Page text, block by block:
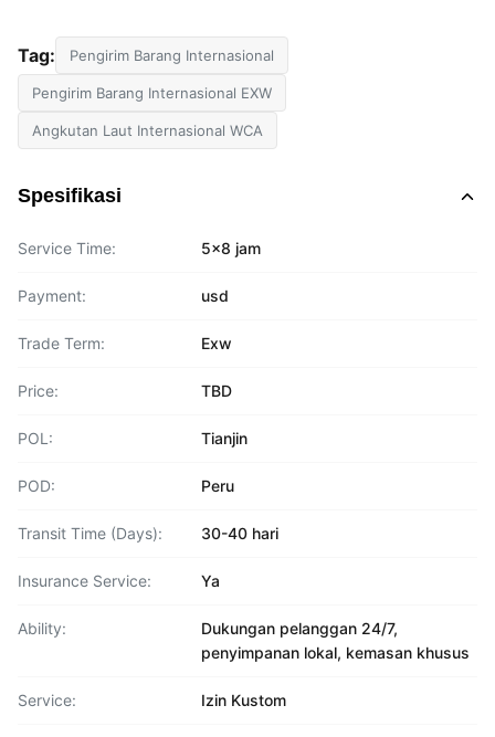
Tag: Pengirim Barang Internasional
Pengirim Barang Internasional EXW
Angkutan Laut Internasional WCA
Spesifikasi
Service Time: 5x8 jam
Payment: usd
Trade Term: Exw
Price: TBD
POL: Tianjin
POD: Peru
Transit Time (Days): 30-40 hari
Insurance Service: Ya
Ability:
Dukungan pelanggan 24/7,
penyimpanan lokal, kemasan khusus
Service: Izin Kustom